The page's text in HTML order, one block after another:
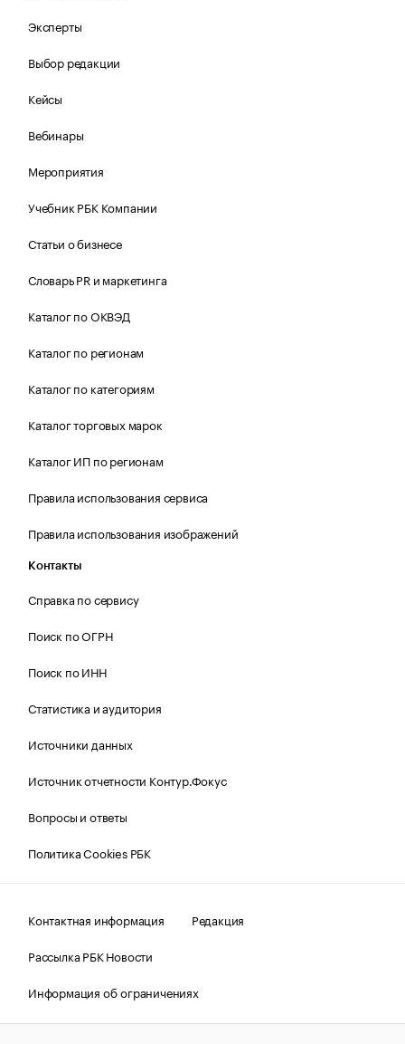
Эксперты
Выбор редакции
Кейсы
Вебинары
Мероприятия
Учебник РБК Компании
Статьи о бизнесе
Словарь PR и маркетинга
Каталог по ОКВЭД
Каталог по регионам
Каталог по категориям
Каталог торговых марок
Каталог ИП по регионам
Правила использования сервиса
Правила использования изображений
Контакты
Справка по сервису
Поиск по ОГРН
Поиск по ИНН
Статистика и аудитория
Источники данных
Источник отчетности Контур.Фокус
Вопросы и ответы
Политика Cookies РБК
Контактная информация
Редакция
Рассылка РБК Новости
Информация об ограничениях
Правовая информация
О соблюдении авторских прав